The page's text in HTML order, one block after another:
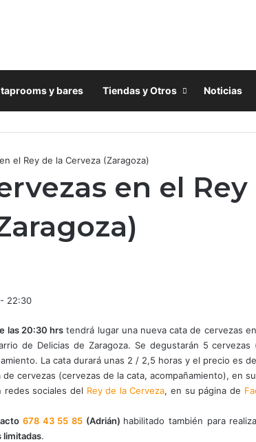
y bares Tiendas y Otros Noticias
el Rey de la Cerveza (Zaragoza)
en el Rey
22:30
las 20:30 hrs tendrá lugar una nueva cata de cervezas
de Delicias de Zaragoza. Se degustarán 5
La cata durará unas 2 / 2,5 horas y el precio es
cervezas (cervezas de la cata, acompañamiento), en su
redes sociales del Rey de la Cerveza, en su página de
678 43 55 85 (Adrián) habilitado también para
limitadas.